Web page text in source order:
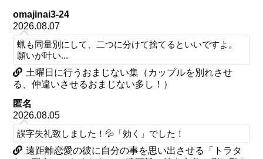
omajinai3-24
2026.08.07
蝋も同量別にして、二つに分けて捨てるといいですよ。
願いが叶い...
土曜日に行うおまじない集（カップルを別れさせ
る、仲違いさせるおまじない多し！）
匿名
2026.08.05
誤字失礼致しました！💦「効く」でした！
遠距離恋愛の彼に自分の事を思い出させる「トラタ